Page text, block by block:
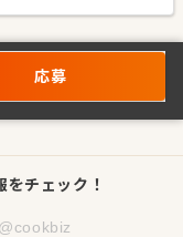
応募
チェック！
@cookbiz